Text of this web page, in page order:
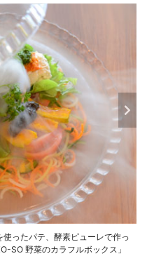
使ったパテ、酵素ピューレで作っ
SO 野菜のカラフルボックス」